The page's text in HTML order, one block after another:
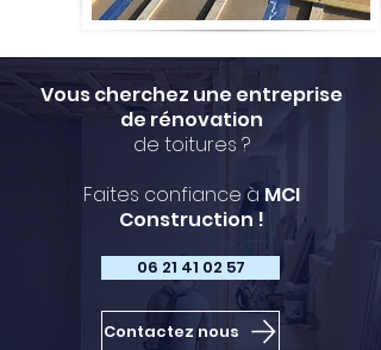
Vous cherchez une entreprise
de rénovation
de toitures ?
Faites confiance à MCI
Construction !
06 21 41 02 57
Contactez nous